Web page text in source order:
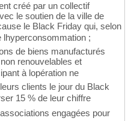
créé par un collectif
le soutien de la ville de
le Black Friday qui, selon
;
de biens manufacturés
renouvelables et
à lopération ne
clients le jour du Black
15 % de leur chiffre
engagées pour